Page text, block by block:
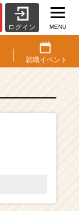
ログイン MENU
就職イベント